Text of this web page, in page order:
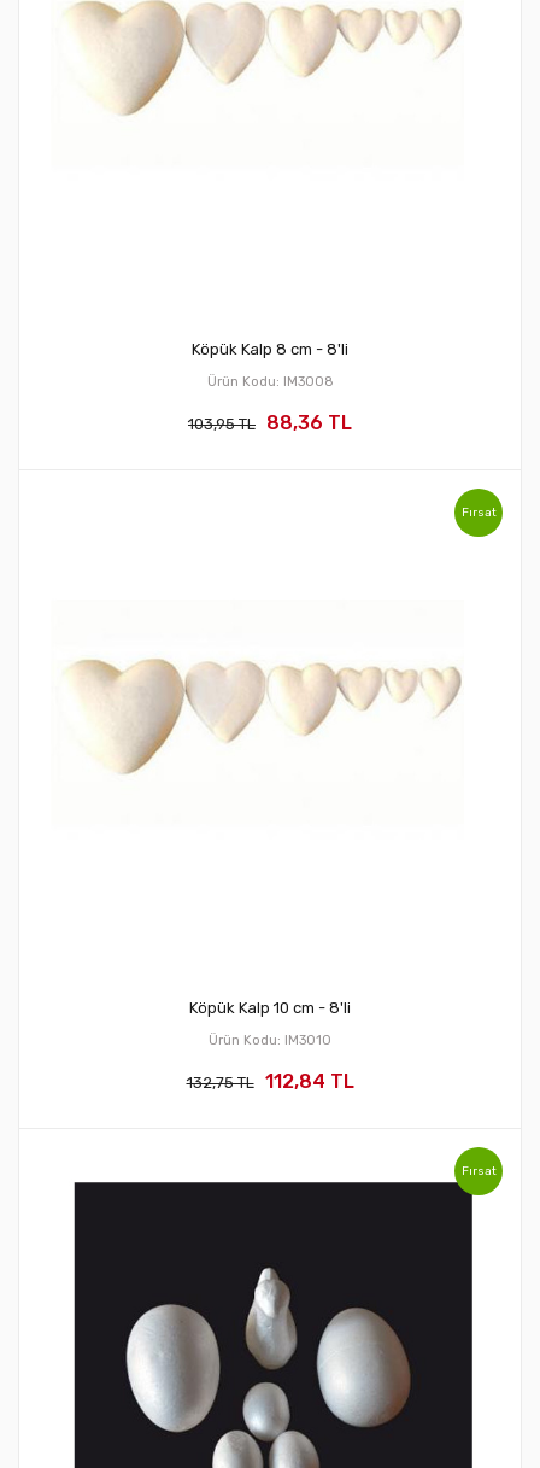
Köpük Kalp 8 cm - 8'li
Ürün Kodu: IM3008
103,95 TL 88,36 TL
Fırsat
Köpük Kalp 10 cm - 8'li
Ürün Kodu: IM3010
132,75 TL 112,84 TL
Fırsat